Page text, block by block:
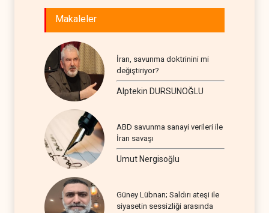
Makaleler
İran, savunma doktrinini mi
değiştiriyor?
Alptekin DURSUNOĞLU
ABD savunma sanayi verileri ile
İran savaşı
Umut Nergisoğlu
Güney Lübnan; Saldırı ateşi ile
siyasetin sessizliği arasında